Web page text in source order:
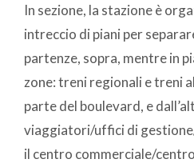
In sezione, la stazione è
intreccio di piani per
partenze, sopra, mentre in
zone: treni regionali e treni
parte del boulevard, e
viaggiatori/uffici di
il centro commerciale/